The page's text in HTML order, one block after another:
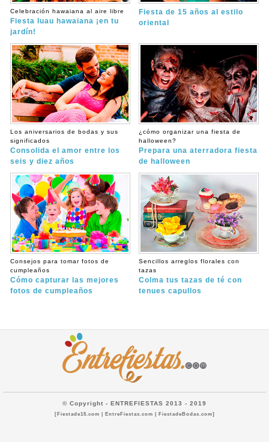
Celebración hawaiana al aire libre
Fiesta luau hawaiana ¡en tu
jardín!
Fiesta de 15 años al estilo
oriental
Los aniversarios de bodas y sus
significados
Consolida el amor entre los
seis y diez años
¿cómo organizar una fiesta de
halloween?
Prepara una aterradora fiesta
de halloween
Consejos para tomar fotos de
cumpleaños
Cómo capturar las mejores
fotos de cumpleaños
Sencillos arreglos florales con
tazas
Colma tus tazas de té con
tenues capullos
© Copyright - ENTREFIESTAS 2013 - 2019
[Fiestade15.com | EntreFiestas.com | FiestadeBodas.com]